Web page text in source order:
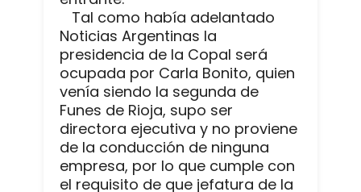
Tal como había adelantado
Noticias Argentinas la
presidencia de la Copal será
ocupada por Carla Bonito, quien
venía siendo la segunda de
Funes de Rioja, supo ser
directora ejecutiva y no proviene
de la conducción de ninguna
empresa, por lo que cumple con
el requisito de que jefatura de la